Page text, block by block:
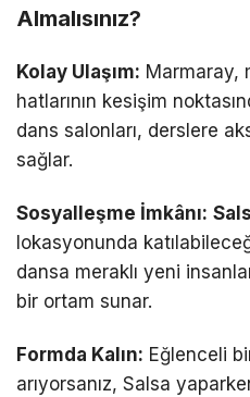
Almalısınız?
Kolay Ulaşım: Marmaray,
hatlarının kesişim
dans salonları, derslere
sağlar.
Sosyalleşme İmkânı:
lokasyonunda
dansa meraklı yeni
bir ortam sunar.
Formda Kalın: Eğlenceli
arıyorsanız, Salsa